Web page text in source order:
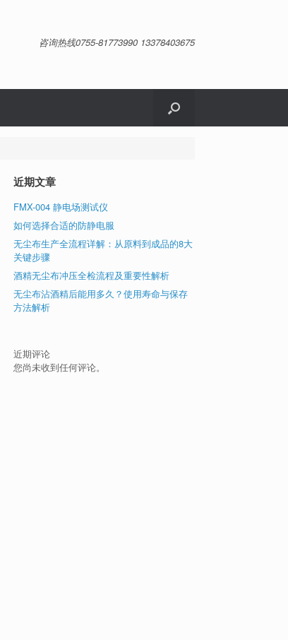
咨询热线0755-81773990 13378403675
近期文章
FMX-004 静电场测试仪
如何选择合适的防静电服
无尘布生产全流程详解：从原料到成品的8大
关键步骤
酒精无尘布冲压全检流程及重要性解析
无尘布沾酒精后能用多久？使用寿命与保存
方法解析
近期评论
您尚未收到任何评论。